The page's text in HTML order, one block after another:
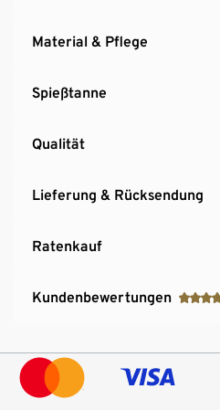
Material & Pflege
Spießtanne
Qualität
Lieferung & Rücksendung
Ratenkauf
Kundenbewertungen